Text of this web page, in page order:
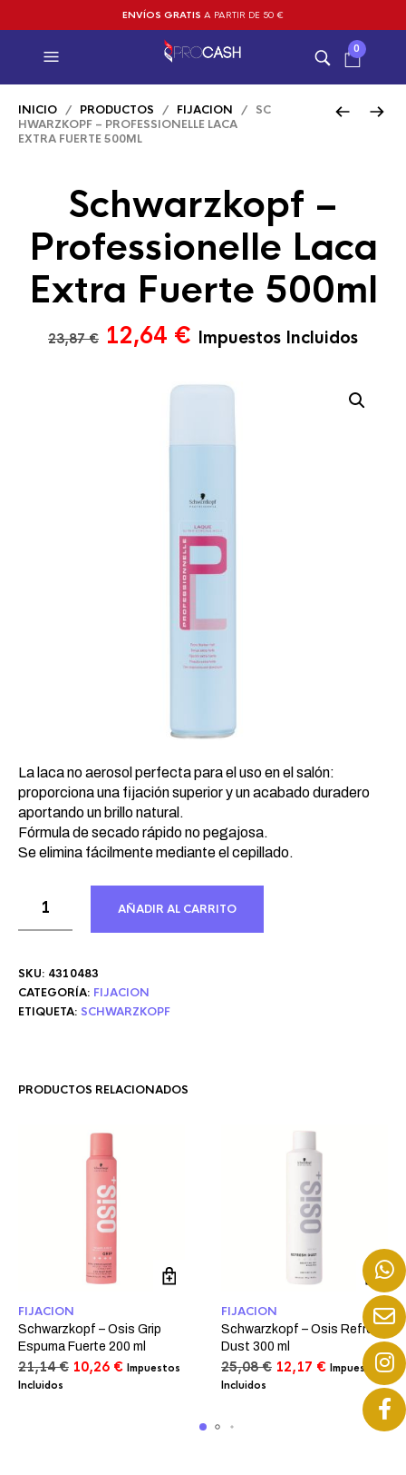
ENVÍOS GRATIS A PARTIR DE 50 €
0
INICIO / PRODUCTOS / FIJACION / SC
HWARZKOPF – PROFESSIONELLE LACA
EXTRA FUERTE 500ML
Schwarzkopf –
Professionelle Laca
Extra Fuerte 500ml
23,87€ El
original
12,64 € El
precio
actual
12,64 €.
Impuestos Incluidos
La laca no aerosol perfecta para el uso en el salón:
proporciona una fijación superior y un acabado duradero
aportando un brillo natural.
Fórmula de secado rápido no pegajosa.
Se elimina fácilmente mediante el cepillado.
AÑADIR AL CARRITO
SKU: 4310483
CATEGORÍA: FIJACION
ETIQUETA: SCHWARZKOPF
PRODUCTOS RELACIONADOS
FIJACION
Schwarzkopf – Osis Grip
Espuma Fuerte 200 ml
21,14€ El
10,26 €ElImpuestos
Incluidos
FIJACION
Schwarzkopf – Osis Refresh
Dust 300 ml
25,08€ El
12,17 €El
actual
12,17 €.
Impuestos
Incluidos